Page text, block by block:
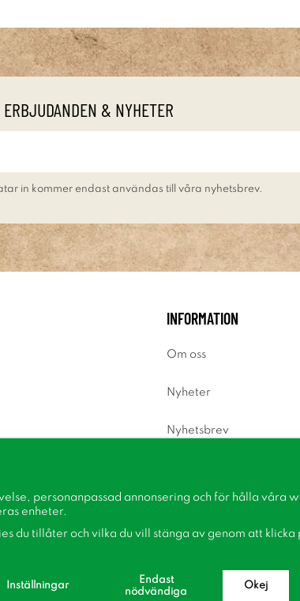
ERBJUDANDEN & NYHETER
in kommer endast användas till våra nyhetsbrev.
INFORMATION
Om oss
Nyheter
Nyhetsbrev
Inspiration
personanpassad annonsering och för hålla våra
enheter.
du tillåter och vilka du vill stänga av genom att klicka
Inställningar
Endast
nödvändiga
Okej